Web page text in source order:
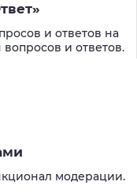
и ответов на
и ответов.
модерации.